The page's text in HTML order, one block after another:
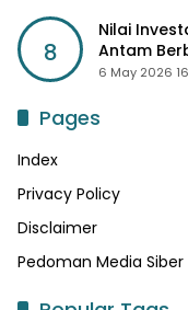
8
Nilai
Antam
6 May 2026
Pages
Index
Privacy Policy
Disclaimer
Pedoman Media Siber